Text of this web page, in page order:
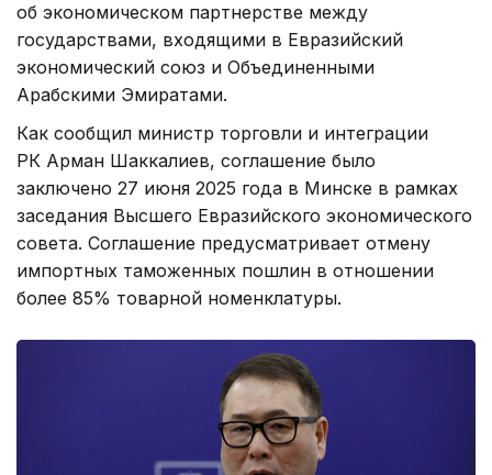
об экономическом партнерстве между
государствами, входящими в Евразийский
экономический союз и Объединенными
Арабскими Эмиратами.
Как сообщил министр торговли и интеграции
РК Арман Шаккалиев, соглашение было
заключено 27 июня 2025 года в Минске в рамках
заседания Высшего Евразийского экономического
совета. Соглашение предусматривает отмену
импортных таможенных пошлин в отношении
более 85% товарной номенклатуры.